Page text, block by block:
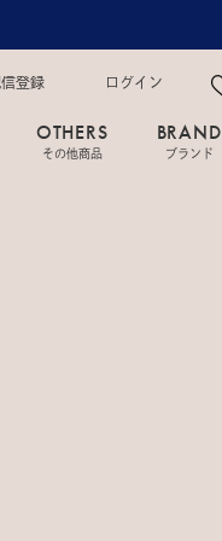
登録 ログイン
OTHERS
その他商品
BRAND
ブランド